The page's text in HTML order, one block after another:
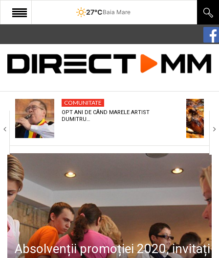
27°CBaia Mare
START
COMUNITATE
CULTURA
ECONOMIE
SANATATE
SPORT
SPECIAL
POLITIC
LIFE
COMUNITATE
OPT ANI DE CÂND MARELE ARTIST
DUMITRU…
Absolvenții promoției 2020, invitați